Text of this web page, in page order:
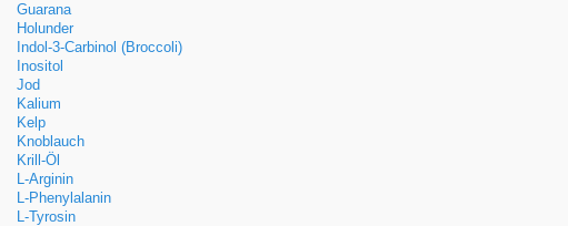
Guarana
Holunder
Indol-3-Carbinol (Broccoli)
Inositol
Jod
Kalium
Kelp
Knoblauch
Krill-Öl
L-Arginin
L-Phenylalanin
L-Tyrosin